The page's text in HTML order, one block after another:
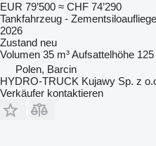
EUR 79’500 ≈ CHF 74’290
Tankfahrzeug -
2026
Zustand neu
Volumen 35 m³Aufsattelhöhe
Polen, Barcin
HYDRO-TRUCK Kujawy Sp. z
Verkäufer kontaktieren